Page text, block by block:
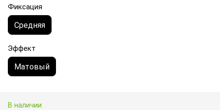
Фиксация
Средняя
Эффект
Матовый
В наличии